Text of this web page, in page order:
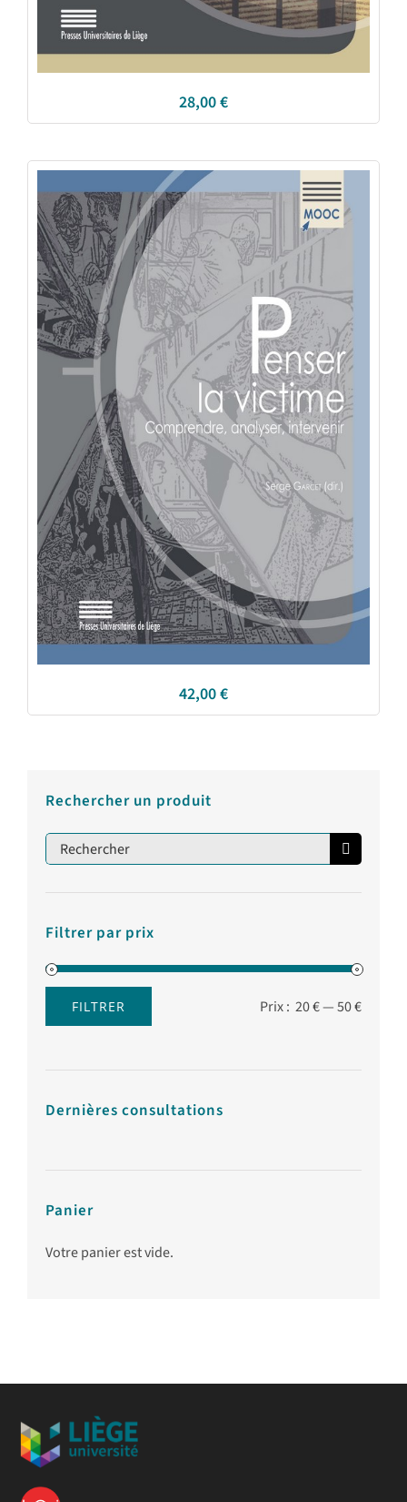
28,00€
42,00€
Rechercher un produit
Rechercher:
Filtrer par prix
FILTRER Prix : 20 €—50 €
Dernières consultations
Panier
Votre panier est vide.